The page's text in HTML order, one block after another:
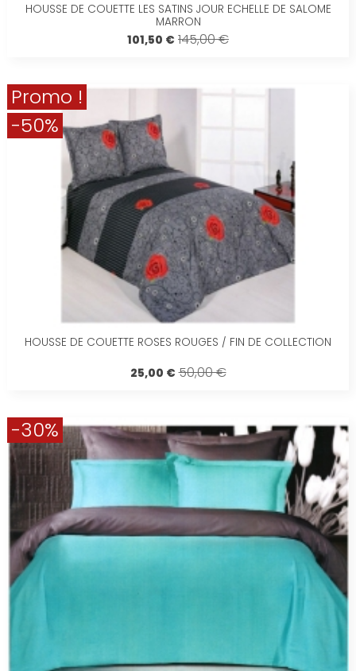
HOUSSE DE COUETTE LES SATINS JOUR ECHELLE DE SALOME
MARRON
101,50 € 145,00 €
Promo !
-50%
HOUSSE DE COUETTE ROSES ROUGES / FIN DE COLLECTION
25,00 € 50,00 €
-30%